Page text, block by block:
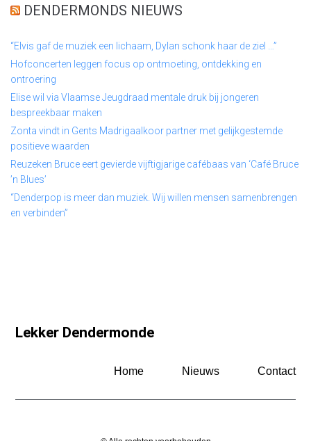
DENDERMONDS NIEUWS
“Elvis gaf de muziek een lichaam, Dylan schonk haar de ziel …”
Hofconcerten leggen focus op ontmoeting, ontdekking en
ontroering
Elise wil via Vlaamse Jeugdraad mentale druk bij jongeren
bespreekbaar maken
Zonta vindt in Gents Madrigaalkoor partner met gelijkgestemde
positieve waarden
Reuzeken Bruce eert gevierde vijftigjarige cafébaas van ‘Café Bruce
’n Blues’
“Denderpop is meer dan muziek. Wij willen mensen samenbrengen
en verbinden”
Lekker Dendermonde
Home Nieuws Contact